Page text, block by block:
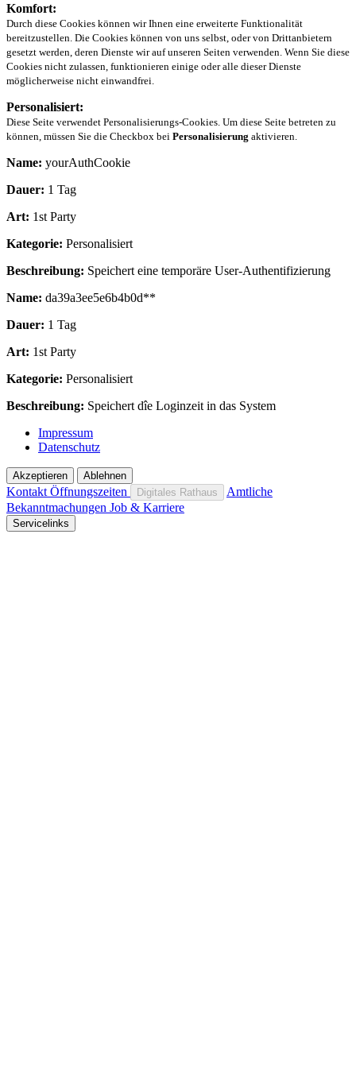
Komfort:
Durch diese Cookies können wir Ihnen eine erweiterte Funktionalität
bereitzustellen. Die Cookies können von uns selbst, oder von Drittanbietern
gesetzt werden, deren Dienste wir auf unseren Seiten verwenden. Wenn Sie diese
Cookies nicht zulassen, funktionieren einige oder alle dieser Dienste
möglicherweise nicht einwandfrei.
Personalisiert:
Diese Seite verwendet Personalisierungs-Cookies. Um diese Seite betreten zu
können, müssen Sie die Checkbox bei Personalisierung aktivieren.
Name: yourAuthCookie
Dauer: 1 Tag
Art: 1st Party
Kategorie: Personalisiert
Beschreibung: Speichert eine temporäre User-Authentifizierung
Name: da39a3ee5e6b4b0d**
Dauer: 1 Tag
Art: 1st Party
Kategorie: Personalisiert
Beschreibung: Speichert dîe Loginzeit in das System
Impressum
Datenschutz
Akzeptieren Ablehnen
Kontakt Öffnungszeiten Digitales Rathaus
Amtliche
Bekanntmachungen Job & Karriere
Servicelinks